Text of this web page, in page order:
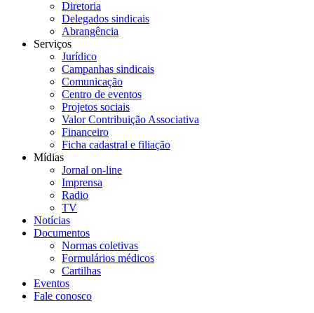
Diretoria
Delegados sindicais
Abrangência
Serviços
Jurídico
Campanhas sindicais
Comunicação
Centro de eventos
Projetos sociais
Valor Contribuição Associativa
Financeiro
Ficha cadastral e filiação
Mídias
Jornal on-line
Imprensa
Radio
TV
Notícias
Documentos
Normas coletivas
Formulários médicos
Cartilhas
Eventos
Fale conosco